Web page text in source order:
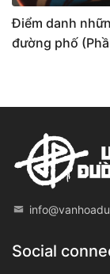
Điểm danh
đường phố
Social